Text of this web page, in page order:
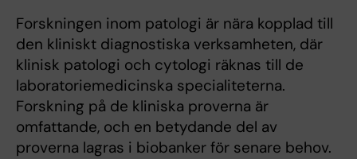
Forskningen inom patologi är nära kopplad till
den kliniskt diagnostiska verksamheten, där
klinisk patologi och cytologi räknas till de
laboratoriemedicinska specialiteterna.
Forskning på de kliniska proverna är
omfattande, och en betydande del av
proverna lagras i biobanker för senare behov.